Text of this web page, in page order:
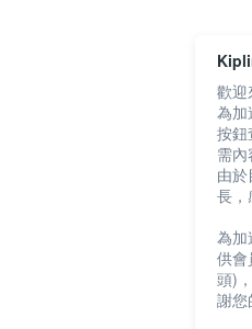
歡迎
為加
按鈕
需內
由
長，
為加
供會
頭)
謝您